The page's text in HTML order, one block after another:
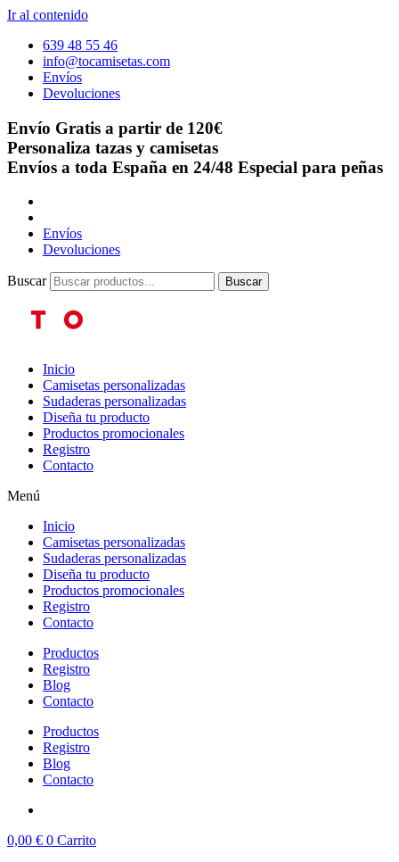
Ir al contenido
639 48 55 46
info@tocamisetas.com
Envíos
Devoluciones
Envío Gratis a partir de 120€
Personaliza tazas y camisetas
Envíos a toda España en 24/48 Especial para peñas
Envíos
Devoluciones
Buscar Buscar
Inicio
Camisetas personalizadas
Sudaderas personalizadas
Diseña tu producto
Productos promocionales
Registro
Contacto
Menú
Inicio
Camisetas personalizadas
Sudaderas personalizadas
Diseña tu producto
Productos promocionales
Registro
Contacto
Productos
Registro
Blog
Contacto
Productos
Registro
Blog
Contacto
0,00 € 0 Carrito